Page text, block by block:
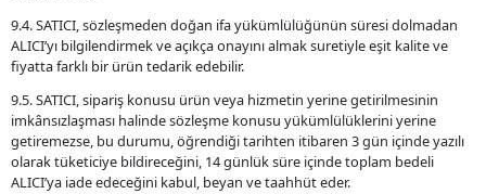
9.4. SATICI, sözleşmeden doğan ifa yükümlülüğünün süresi dolmadan
ALICI’yı bilgilendirmek ve açıkça onayını almak suretiyle eşit kalite ve
fiyatta farklı bir ürün tedarik edebilir.
9.5. SATICI, sipariş konusu ürün veya hizmetin yerine getirilmesinin
imkânsızlaşması halinde sözleşme konusu yükümlülüklerini yerine
getiremezse, bu durumu, öğrendiği tarihten itibaren 3 gün içinde yazılı
olarak tüketiciye bildireceğini, 14 günlük süre içinde toplam bedeli
ALICI’ya iade edeceğini kabul, beyan ve taahhüt eder.